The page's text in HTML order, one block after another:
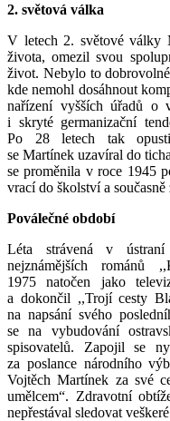
2. světová válka
V letech 2. světové války
života, omezil svou
život. Nebylo to
kde nemohl dosáhnout
nařízení vyšších úřadů o
i skryté germanizační
Po 28 letech tak
se Martínek uzavíral do
se proměnila v roce 1945
vrací do školství a
Poválečné období
Léta strávená v
nejznámějších
1975 natočen jako
a dokončil ,,Trojí cesty
na napsání svého
se na vybudování
spisovatelů. Zapojil se
za poslance národního
Vojtěch Martínek za své
umělcem“. Zdravotní
nepřestával sledovat